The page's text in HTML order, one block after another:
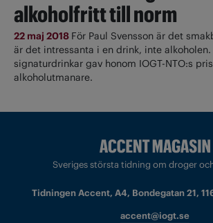
alkoholfritt till norm
22 maj 2018 För Paul Svensson är det
är det intressanta i en drink, inte alkoholen.
signaturdrinkar gav honom IOGT-NTO:s
alkoholutmanare.
Sveriges största tidning om droger
Tidningen Accent, A4, Bondegatan 21,
accent@iogt.se